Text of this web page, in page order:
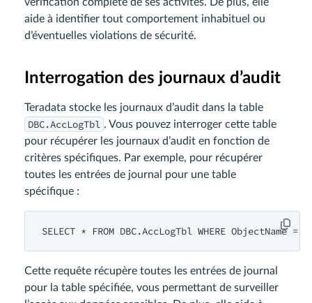
aide à identifier tout comportement inhabituel ou
d’éventuelles violations de sécurité.
Interrogation des journaux d’audit
Teradata stocke les journaux d’audit dans la table
DBC.AccLogTbl . Vous pouvez interroger cette table
pour récupérer les journaux d’audit en fonction de
critères spécifiques. Par exemple, pour récupérer
toutes les entrées de journal pour une table
spécifique :
SELECT * FROM DBC.AccLogTbl WHERE ObjectName
Cette requête récupère toutes les entrées de journal
pour la table spécifiée, vous permettant de surveiller